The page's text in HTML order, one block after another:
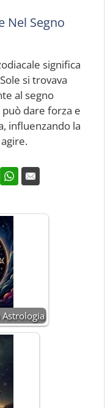
Nel Segno
significa
si trovava
al segno
dare forza e
influenzando la
Astrologia